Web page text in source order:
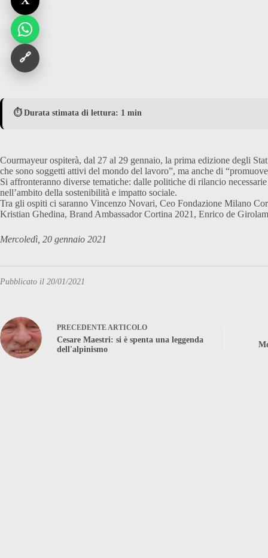
⏱️ Durata stimata di lettura: 1 min
Courmayeur ospiterà, dal 27 al 29 gennaio, la prima edizione degli
che sono soggetti attivi del mondo del lavoro”, ma anche di
Si affronteranno diverse tematiche: dalle politiche di rilancio
nell’ambito della sostenibilità e impatto sociale.
Tra gli ospiti ci saranno Vincenzo Novari, Ceo Fondazione Milano
Kristian Ghedina, Brand Ambassador Cortina 2021, Enrico de
Mercoledì, 20 gennaio 2021
Pubblicato il 20/01/2021
🔗
PRECEDENTE ARTICOLO
Cesare Maestri: si è spenta una leggenda
dell'alpinismo